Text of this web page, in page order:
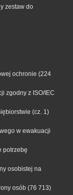
zestaw do
ochronie (224
zgodny z ISO/IEC
(cz. 1)
w ewakuacji
potrzebę
osobistej na
osób (76 713)